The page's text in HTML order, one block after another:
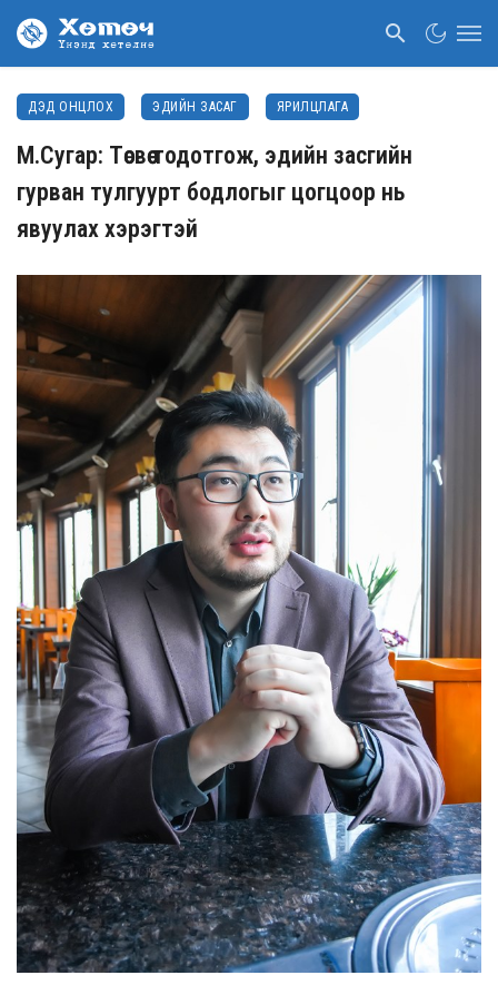
ДЭД ОНЦЛОХ ЭДИЙН ЗАСАГ ЯРИЛЦЛАГА
М.Сугар: Төсвөө тодотгож, эдийн засгийн
гурван тулгуурт бодлогыг цогцоор нь
явуулах хэрэгтэй